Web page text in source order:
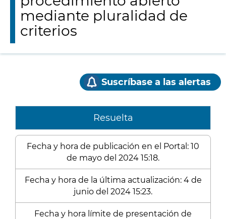
mediante pluralidad de
criterios
Suscríbase a las alertas
Resuelta
Fecha y hora de publicación en el Portal: 10
de mayo del 2024 15:18.
Fecha y hora de la última actualización: 4 de
junio del 2024 15:23.
Fecha y hora límite de presentación de